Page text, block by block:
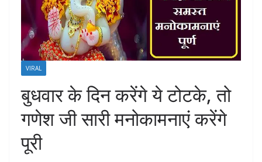
VIRAL
बुधवार के दिन करेंगे ये टोटके, तो
गणेश जी सारी मनोकामनाएं करेंगे
पूरी